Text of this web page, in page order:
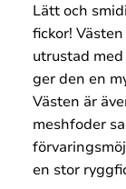
Lätt och
fickor!
utrustad
ger den en
Västen är
meshfoder
en stor